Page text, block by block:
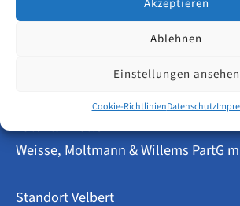
Ablehnen
Einstellungen ansehen
Cookie-RichtlinienDatenschutz
Patentanwälte
Weisse, Moltmann & Willems PartG
Standort Velbert